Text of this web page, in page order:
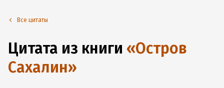
Все цитаты
Цитата из книги «Остров
Сахалин»